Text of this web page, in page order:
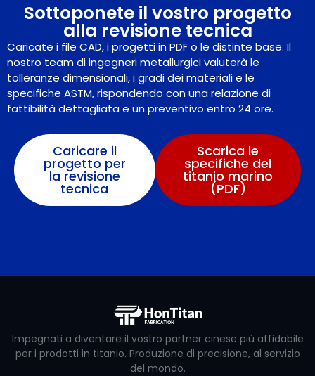
Sottoponete il vostro progetto
alla revisione tecnica
Caricate i file CAD, i progetti in PDF o le distinte base. Il
nostro team di ingegneri metallurgici valuterà le
tolleranze dimensionali, i gradi dei materiali e le
specifiche ASTM, rispondendo con una relazione di
fattibilità dettagliata e un preventivo entro 24 ore.
Caricare il
progetto per
la revisione
tecnica
Scarica le
specifiche del
titanio marino
(PDF)
Impegnati a diventare il vostro partner cinese più affidabile
per i prodotti in titanio. Produzione di precisione, al servizio
del mondo.